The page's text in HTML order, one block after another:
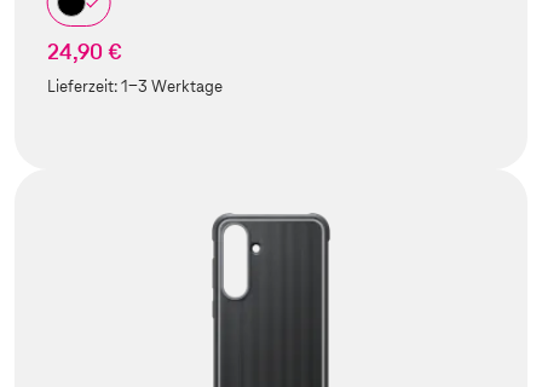
24,90 €
Lieferzeit:1-3 Werktage